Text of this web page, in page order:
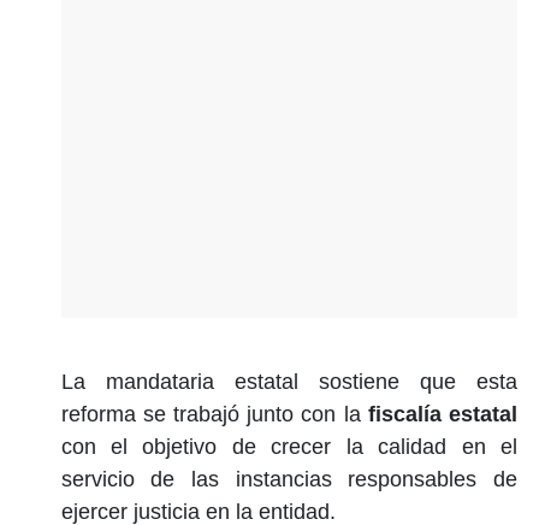
La mandataria estatal sostiene que esta
reforma se trabajó junto con la fiscalía estatal
con el objetivo de crecer la calidad en el
servicio de las instancias responsables de
ejercer justicia en la entidad.